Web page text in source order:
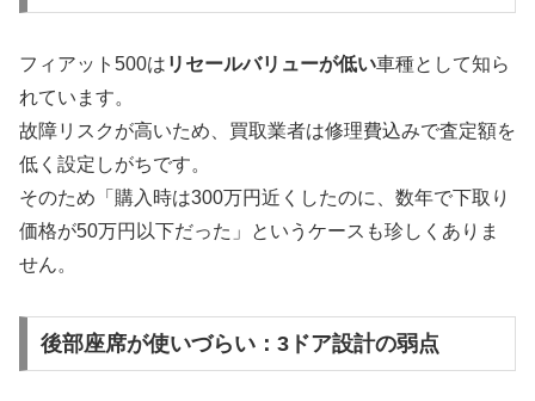
フィアット500は リセールバリューが低い車種として知ら
れています。
故障リスクが高いため、買取業者は修理費込みで査定額を
低く設定しがちです。
そのため「購入時は300万円近くしたのに、数年で下取り
価格が50万円以下だった」というケースも珍しくありま
せん。
後部座席が使いづらい：3ドア設計の弱点